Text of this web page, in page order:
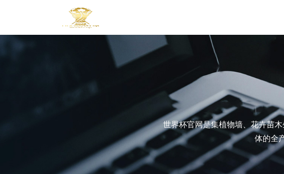
世界杯官网是集植物墙、花卉苗
体的全